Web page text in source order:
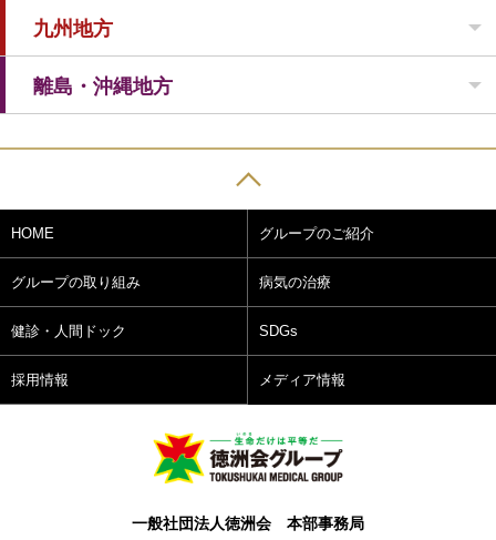
九州地方
離島・沖縄地方
HOME グループのご紹介
グループの取り組み 病気の治療
健診・人間ドック SDGs
採用情報 メディア情報
一般社団法人徳洲会 本部事務局